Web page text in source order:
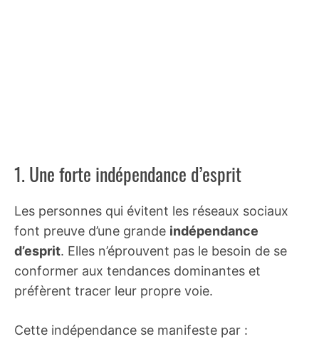
1. Une forte indépendance d’esprit
Les personnes qui évitent les réseaux sociaux
font preuve d’une grande indépendance
d’esprit. Elles n’éprouvent pas le besoin de se
conformer aux tendances dominantes et
préfèrent tracer leur propre voie.
Cette indépendance se manifeste par :